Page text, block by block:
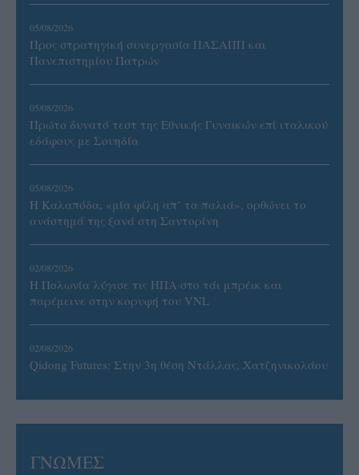
05/08/2026
Προς στρατηγική συνεργασία ΠΑΣΑΠΠ και
Πανεπιστημίου Πατρών
05/08/2026
Πρώτο δυνατό τεστ της Εθνικής Γυναικών επί ιταλικού
εδάφους με Σουηδία
05/08/2026
Η Καλαπόδα, «μία φίλη απ’ τα παλιά», ορθώνει το
ανάστημά της ξανά στη Σαντορίνη
02/08/2026
Η Πολωνία λύγισε τις ΗΠΑ στο τάι μπρέικ και
παρέμεινε στην κορυφή του VNL
02/08/2026
Qidong Futures: Στην 3η θέση Ντάλλας, Χατζηνικολάου
ΓΝΩΜΕΣ